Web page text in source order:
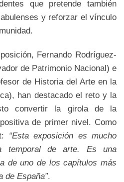
que pretende también
y reforzar el vínculo
Fernando Rodríguez-
de Patrimonio Nacional) e
de Historia del Arte en la
han destacado el reto y la
convertir la girola de la
de primer nivel. Como
“Esta exposición es mucho
temporal de arte. Es una
de uno de los capítulos más
de España”.